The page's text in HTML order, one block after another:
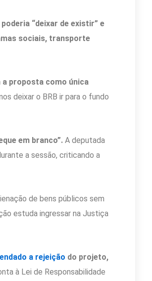
“deixar de existir” e
sociais, transporte
a proposta como única
deixar o BRB ir para o fundo
em branco”. A deputada
a sessão, criticando a
de bens públicos sem
estuda ingressar na Justiça
a rejeição do projeto,
à Lei de Responsabilidade